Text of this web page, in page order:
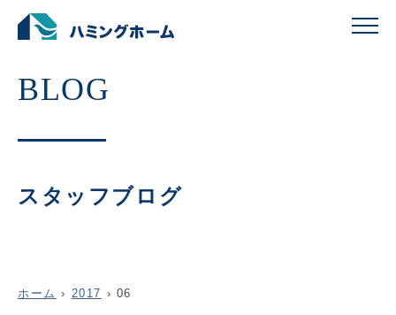
スタッフブログ
ホーム › 2017 › 06